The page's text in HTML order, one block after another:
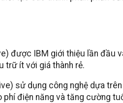
được IBM giới thiệu lần đầu
trữ ít với giá thành rẻ.
sử dụng công nghệ dựa
phí điện năng và tăng cường